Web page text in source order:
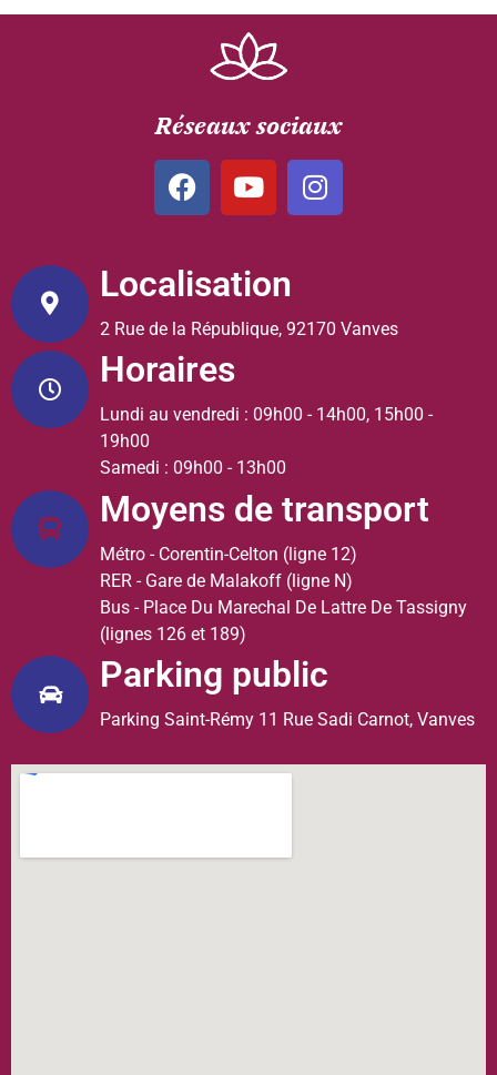
Réseaux sociaux
Localisation
2 Rue de la République, 92170 Vanves
Horaires
Lundi au vendredi : 09h00 - 14h00, 15h00 -
19h00
Samedi : 09h00 - 13h00
Moyens de transport
Métro - Corentin-Celton (ligne 12)
RER - Gare de Malakoff (ligne N)
Bus - Place Du Marechal De Lattre De Tassigny
(lignes 126 et 189)
Parking public
Parking Saint-Rémy 11 Rue Sadi Carnot, Vanves